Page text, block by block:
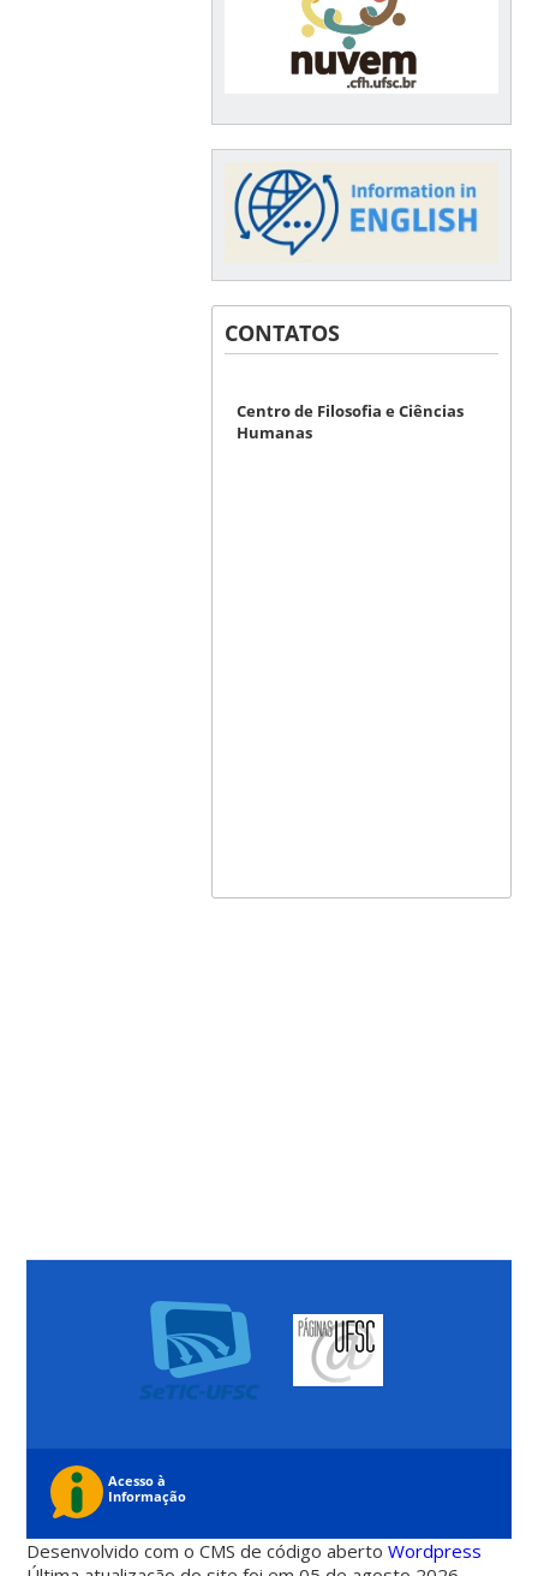
CONTATOS
Centro de Filosofia e Ciências
Humanas
Desenvolvido com o CMS de código abertoWordpress